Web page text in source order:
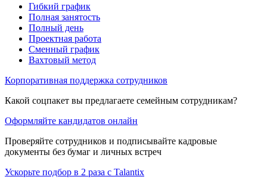
Гибкий график
Полная занятость
Полный день
Проектная работа
Сменный график
Вахтовый метод
Корпоративная поддержка сотрудников
Какой соцпакет вы предлагаете семейным сотрудникам?
Оформляйте кандидатов онлайн
Проверяйте сотрудников и подписывайте кадровые
документы без бумаг и личных встреч
Ускорьте подбор в 2 раза с Talantix